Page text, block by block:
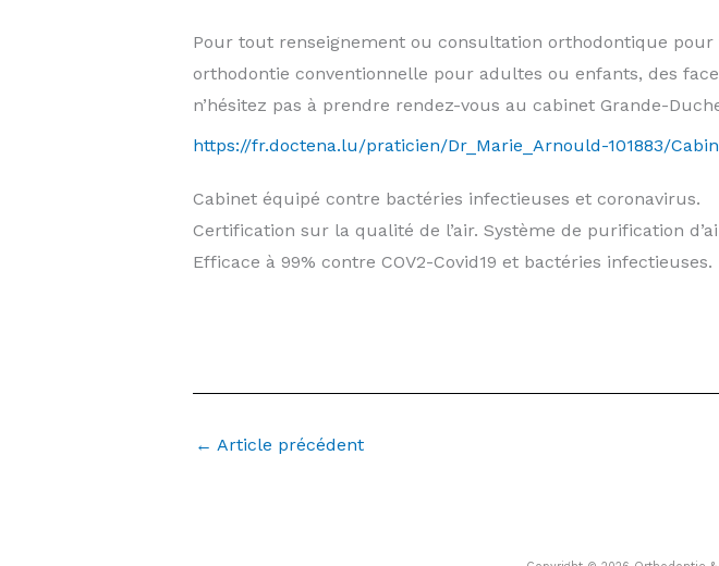
Pour tout renseignement ou consultation orthodontique
orthodontie conventionnelle pour adultes ou enfants, des
n’hésitez pas à prendre rendez-vous au cabinet Grande-
https://fr.doctena.lu/praticien/Dr_Marie_Arnould-101883/
Cabinet équipé contre bactéries infectieuses et coronavirus.
Certification sur la qualité de l’air. Système de purification
Efficace à 99% contre COV2-Covid19 et bactéries infectieuses.
← Article précédent